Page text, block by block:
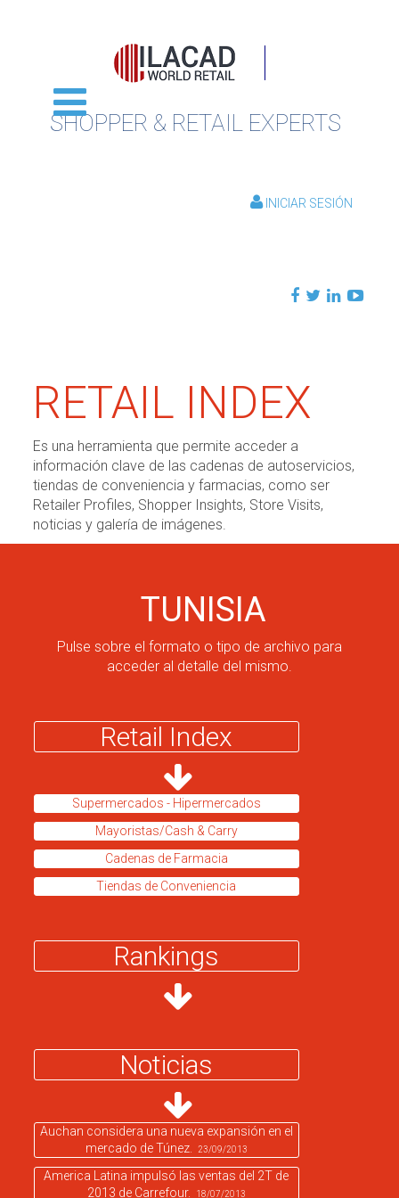
SHOPPER & RETAIL EXPERTS
INICIAR SESIÓN
RETAIL INDEX
Es una herramienta que permite acceder a
información clave de las cadenas de autoservicios,
tiendas de conveniencia y farmacias, como ser
Retailer Profiles, Shopper Insights, Store Visits,
noticias y galería de imágenes.
TUNISIA
Pulse sobre el formato o tipo de archivo para
acceder al detalle del mismo.
Retail Index
Supermercados - Hipermercados
Mayoristas/Cash & Carry
Cadenas de Farmacia
Tiendas de Conveniencia
Rankings
Noticias
Auchan considera una nueva expansión en el
mercado de Túnez.
23/09/2013
America Latina impulsó las ventas del 2T de
2013 de Carrefour.
18/07/2013